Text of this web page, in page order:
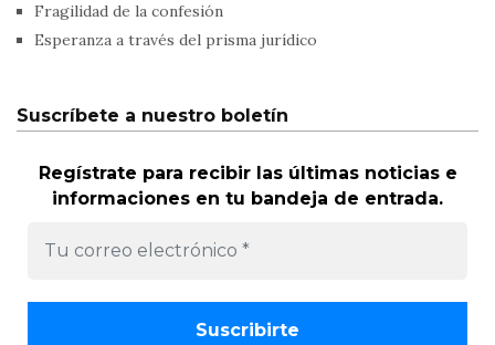
Fragilidad de la confesión
Esperanza a través del prisma jurídico
Suscríbete a nuestro boletín
Regístrate para recibir las últimas noticias e
informaciones en tu bandeja de entrada.